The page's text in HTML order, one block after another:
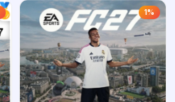
Купить 1%